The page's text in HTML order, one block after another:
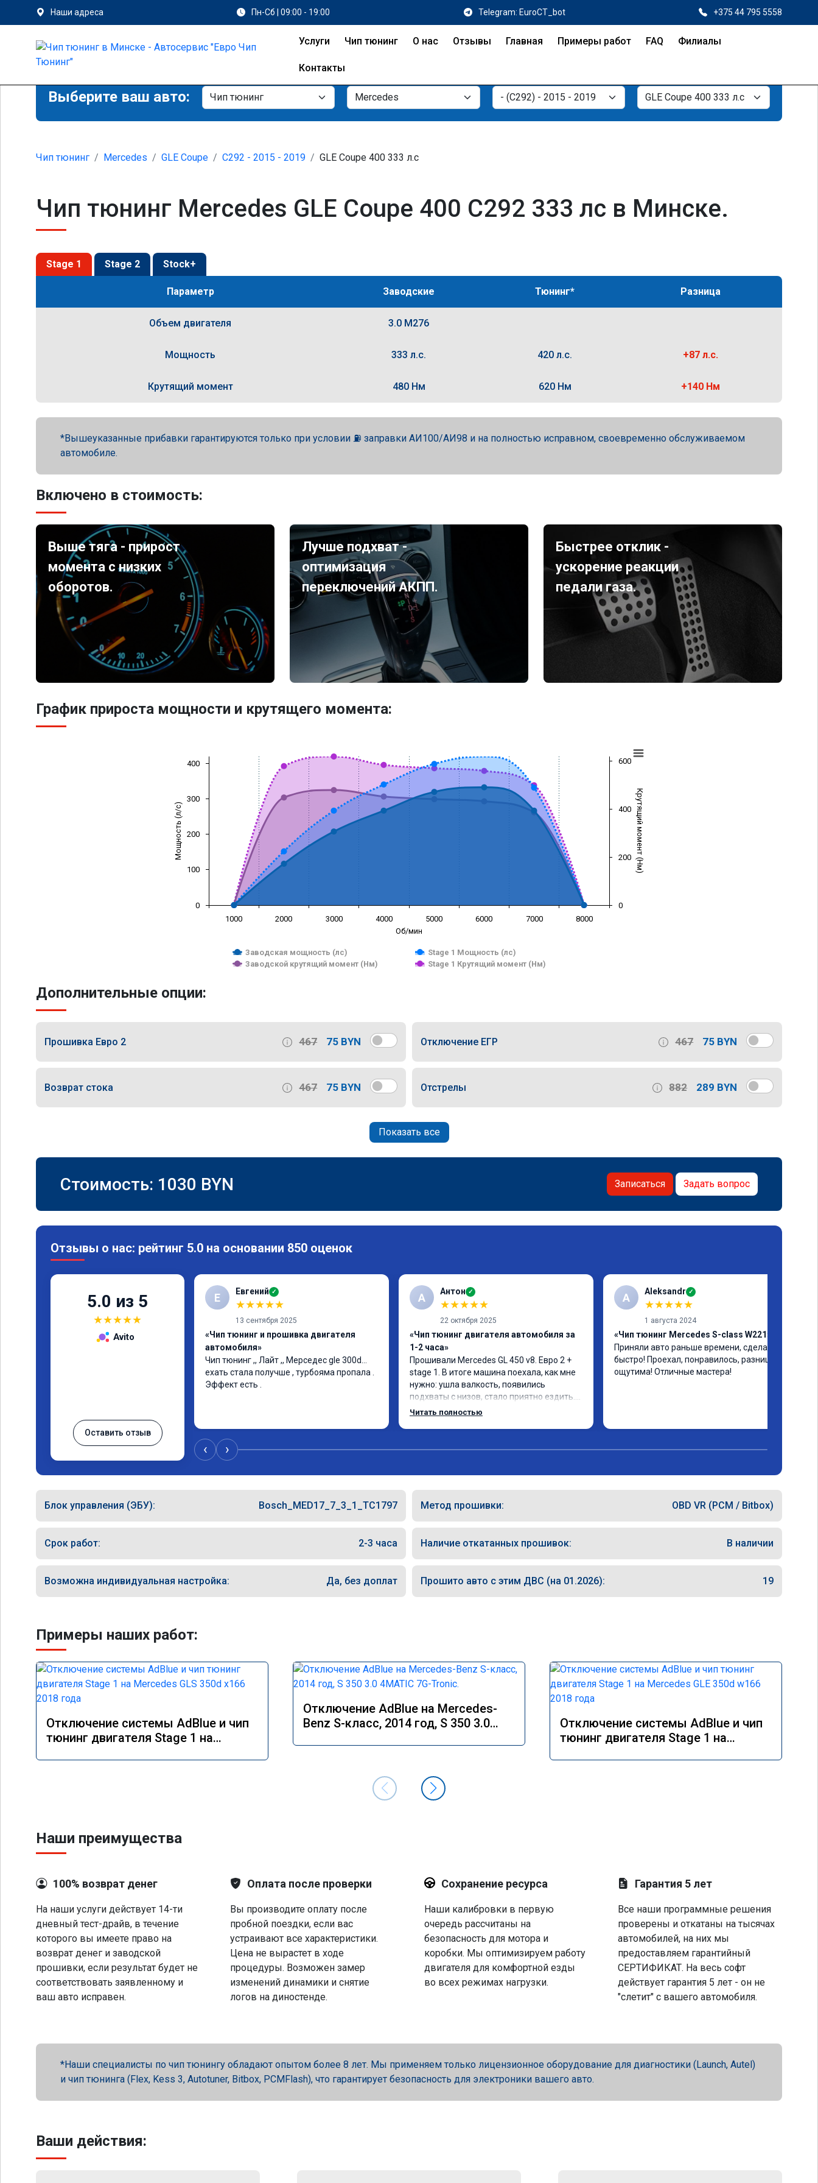
Наши адреса Пн-Сб | 09:00 - 19:00 Telegram: EuroCT_bot +375 44 795 5558
Услуги Чип тюнинг О нас Отзывы Главная Примеры работ FAQ Филиалы
Контакты
Выберите ваш авто:
Чип тюнинг Mercedes GLE Coupe C292 - 2015 - 2019 GLE Coupe 400 333 л.с
Чип тюнинг Mercedes GLE Coupe 400 C292 333 лс в Минске.
Stage 1 Stage 2 Stock+
Параметр Заводские Тюнинг* Разница
Объем двигателя 3.0 M276
Мощность 333 л.с. 420 л.с. +87 л.с.
Крутящий момент 480 Нм 620 Нм +140 Нм
Вышеуказанные прибавки гарантируются только при условии ⛽ заправки АИ100/АИ98 и на полностью исправном, своевременно обслуживаемом
автомобиле.
Включено в стоимость:
Выше тяга - прирост
момента с низких
оборотов.
Лучше подхват -
оптимизация
переключений АКПП.
Быстрее отклик -
ускорение реакции
педали газа.
График прироста мощности и крутящего момента:
Об/мин
Мощность (л/с) Крутящий момент (Нм)
Заводская мощность (лс)
Stage 1 Мощность (лс)
Заводской крутящий момент (Нм)
Stage 1 Крутящий момент (Нм)
1000 2000 3000 4000 5000 6000 7000 8000
0
100
200
300
400
0
200
400
600
Дополнительные опции:
Прошивка Евро 2 467 75 BYN Отключение ЕГР 467 75 BYN
Возврат стока 467 75 BYN Отстрелы 882 289 BYN
Показать все
Стоимость: 1030 BYN Записаться Задать вопрос
Отзывы о нас: рейтинг 5.0 на основании 850 оценок
5.0 из 5
★★★★★
Avito
Оставить отзыв
Е Евгений ✓
★★★★★
13 сентября 2025
«Чип тюнинг и прошивка двигателя
автомобиля»
Чип тюнинг ,, Лайт ,, Мерседес gle 300d…
ехать стала получше , турбояма пропала .
Эффект есть .
А Антон ✓
★★★★★
22 октября 2025
«Чип тюнинг двигателя автомобиля за
1-2 часа»
Прошивали Mercedes GL 450 v8. Евро 2 +
stage 1. В итоге машина поехала, как мне
нужно: ушла валкость, появились
подхваты с низов, стало приятно ездить.
Одни из лучших трат, в авто! 🔥
Читать полностью
A Aleksandr ✓
★★★★★
1 августа 2024
«Чип тюнинг Mercedes S-class W221»
Приняли авто раньше времени, сделали
быстро! Проехал, понравилось, разница
ощутима! Отличные мастера!
‹ ›
Блок управления (ЭБУ): Bosch_MED17_7_3_1_TC1797 Метод прошивки: OBD VR (PCM / Bitbox)
Срок работ: 2-3 часа Наличие откатанных прошивок: В наличии
Возможна индивидуальная настройка: Да, без доплат Прошито авто с этим ДВС (на 01.2026): 19
Примеры наших работ:
Отключение системы AdBlue и чип
тюнинг двигателя Stage 1 на
Отключение AdBlue на Mercedes-
Benz S-класс, 2014 год, S 350 3.0
Отключение системы AdBlue и чип
тюнинг двигателя Stage 1 на
Наши преимущества
100% возврат денег
На наши услуги действует 14-ти
дневный тест-драйв, в течение
которого вы имеете право на
возврат денег и заводской
прошивки, если результат будет не
соответствовать заявленному и
ваш авто исправен.
Оплата после проверки
Вы производите оплату после
пробной поездки, если вас
устраивают все характеристики.
Цена не вырастет в ходе
процедуры. Возможен замер
изменений динамики и снятие
логов на диностенде.
Сохранение ресурса
Наши калибровки в первую
очередь рассчитаны на
безопасность для мотора и
коробки. Мы оптимизируем работу
двигателя для комфортной езды
во всех режимах нагрузки.
Гарантия 5 лет
Все наши программные решения
проверены и откатаны на тысячах
автомобилей, на них мы
предоставляем гарантийный
СЕРТИФИКАТ. На весь софт
действует гарантия 5 лет - он не
"слетит" с вашего автомобиля.
Наши специалисты по чип тюнингу обладают опытом более 8 лет. Мы применяем только лицензионное оборудование для диагностики (Launch, Autel)
и чип тюнинга (Flex, Kess 3, Autotuner, Bitbox, PCMFlash), что гарантирует безопасность для электроники вашего авто.
Ваши действия: